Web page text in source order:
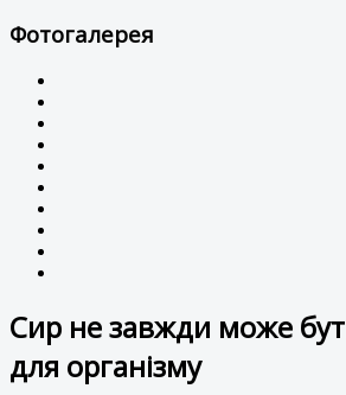
Фотогалерея
Сир не завжди може
для організму